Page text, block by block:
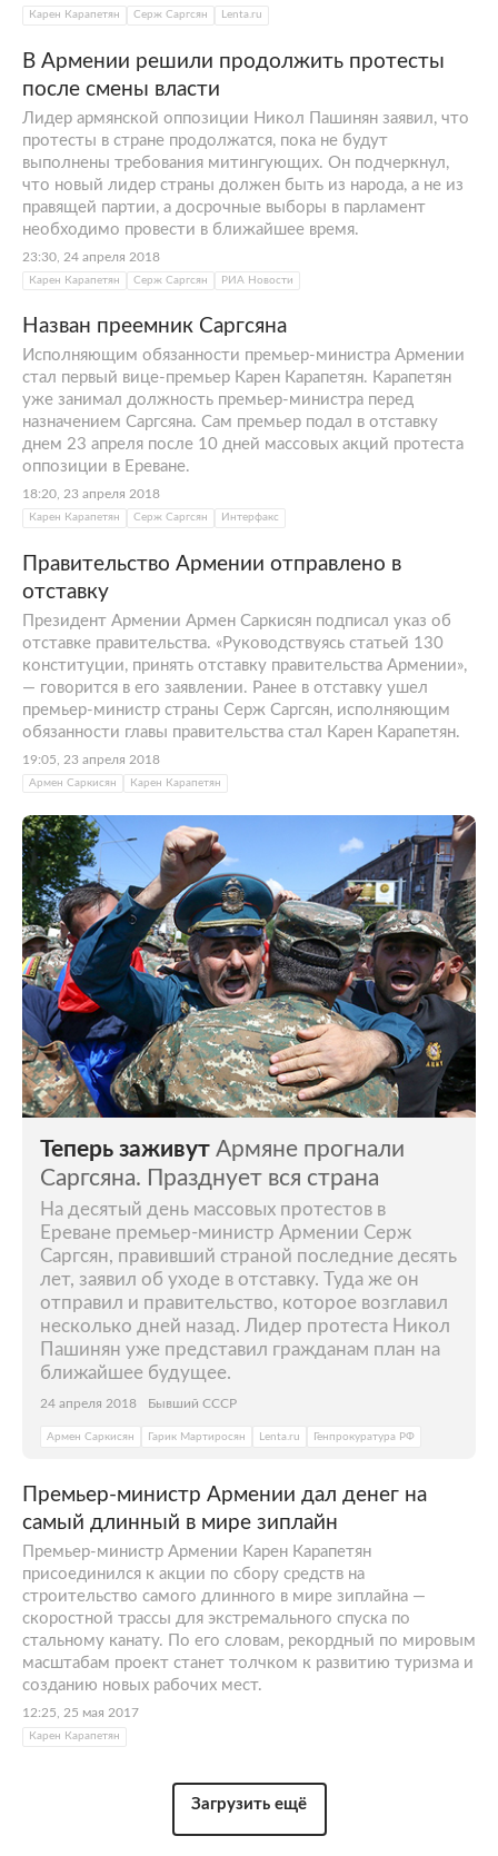
Карен Карапетян Серж Саргсян Lenta.ru
В Армении решили продолжить протесты
после смены власти
Лидер армянской оппозиции Никол Пашинян заявил, что
протесты в стране продолжатся, пока не будут
выполнены требования митингующих. Он подчеркнул,
что новый лидер страны должен быть из народа, а не из
правящей партии, а досрочные выборы в парламент
необходимо провести в ближайшее время.
23:30, 24 апреля 2018
Карен Карапетян Серж Саргсян РИА Новости
Назван преемник Саргсяна
Исполняющим обязанности премьер-министра Армении
стал первый вице-премьер Карен Карапетян. Карапетян
уже занимал должность премьер-министра перед
назначением Саргсяна. Сам премьер подал в отставку
днем 23 апреля после 10 дней массовых акций протеста
оппозиции в Ереване.
18:20, 23 апреля 2018
Карен Карапетян Серж Саргсян Интерфакс
Правительство Армении отправлено в
отставку
Президент Армении Армен Саркисян подписал указ об
отставке правительства. «Руководствуясь статьей 130
конституции, принять отставку правительства Армении»,
— говорится в его заявлении. Ранее в отставку ушел
премьер-министр страны Серж Саргсян, исполняющим
обязанности главы правительства стал Карен Карапетян.
19:05, 23 апреля 2018
Армен Саркисян Карен Карапетян
Теперь заживут Армяне прогнали
Саргсяна. Празднует вся страна
На десятый день массовых протестов в
Ереване премьер-министр Армении Серж
Саргсян, правивший страной последние десять
лет, заявил об уходе в отставку. Туда же он
отправил и правительство, которое возглавил
несколько дней назад. Лидер протеста Никол
Пашинян уже представил гражданам план на
ближайшее будущее.
24 апреля 2018 Бывший СССР
Армен Саркисян Гарик Мартиросян Lenta.ru Генпрокуратура РФ
Премьер-министр Армении дал денег на
самый длинный в мире зиплайн
Премьер-министр Армении Карен Карапетян
присоединился к акции по сбору средств на
строительство самого длинного в мире зиплайна —
скоростной трассы для экстремального спуска по
стальному канату. По его словам, рекордный по мировым
масштабам проект станет толчком к развитию туризма и
созданию новых рабочих мест.
12:25, 25 мая 2017
Карен Карапетян
Загрузить ещё